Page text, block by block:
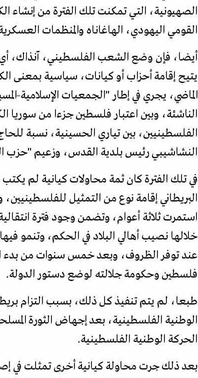
الصهيونية، التي تمكنت تلك الفترة من إنشاء
القومي اليهودي، الهاغاناه والمنظمات
أيضا، فإن وضع الشعب الفلسطيني، آنذاك، أي
يتيح إقامة أحزاب أو كيانات، سياسية بمعنى
الماضي، يجري في إطار "الجمعيات الإسلامية-
الناشئة، وبين اعتبار فلسطين جزءا من سوريا
الفلسطينيين، بين تياري الحسينية، نسبة
النشاشيبي رئيس بلدية القدس، وزعيم "حزب
في تلك الفترة كان ثمة محاولات كيانية لم
استمرت ثلاثة أعوام، وتضمن وجود فترة
خلالها نصيب أهالي البلاد في الحكم، وتنمو
عند توفر الظروف، وبعد خمس سنوات من بدء
فلسطين وحكومة جلالته لوضع دستور الدولة.
طبعا، لم يتم تنفيذ كل ذلك، بسبب التزام
الحركة الوطنية الفلسطينية.